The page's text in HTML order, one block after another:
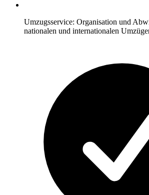
Umzugsservice: Organisation und
nationalen und internationalen